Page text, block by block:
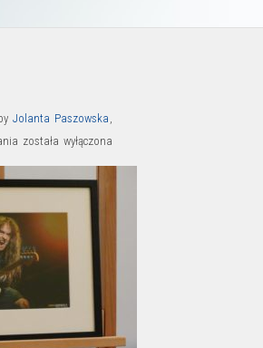
Jolanta Paszowska ,
10
została wyłączona